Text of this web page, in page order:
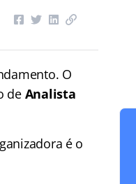
O
de Analista
é o